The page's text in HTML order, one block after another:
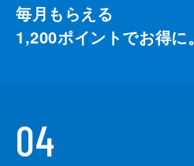
毎月もらえる
1,200ポイントでお得に。
04